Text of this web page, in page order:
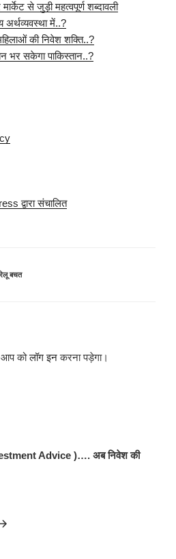
से जुड़ी महत्वपूर्ण शब्दावली
अर्थव्यवस्था में..?
की निवेश शक्ति..?
भर सकेगा पाकिस्तान..?
द्वारा संचालित
बचत
आप कोलॉग इनकरना पड़ेगा।
Advice )…. अब निवेश की